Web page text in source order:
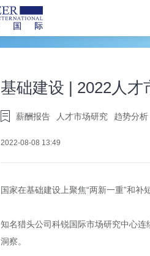
基础建设 | 2022人
薪酬报告 人才市场研究 趋势分析
2022-08-08 13:49
国家在基础建设上聚焦“两新一重”和
知名猎头公司科锐国际市场研究中心
洞察。